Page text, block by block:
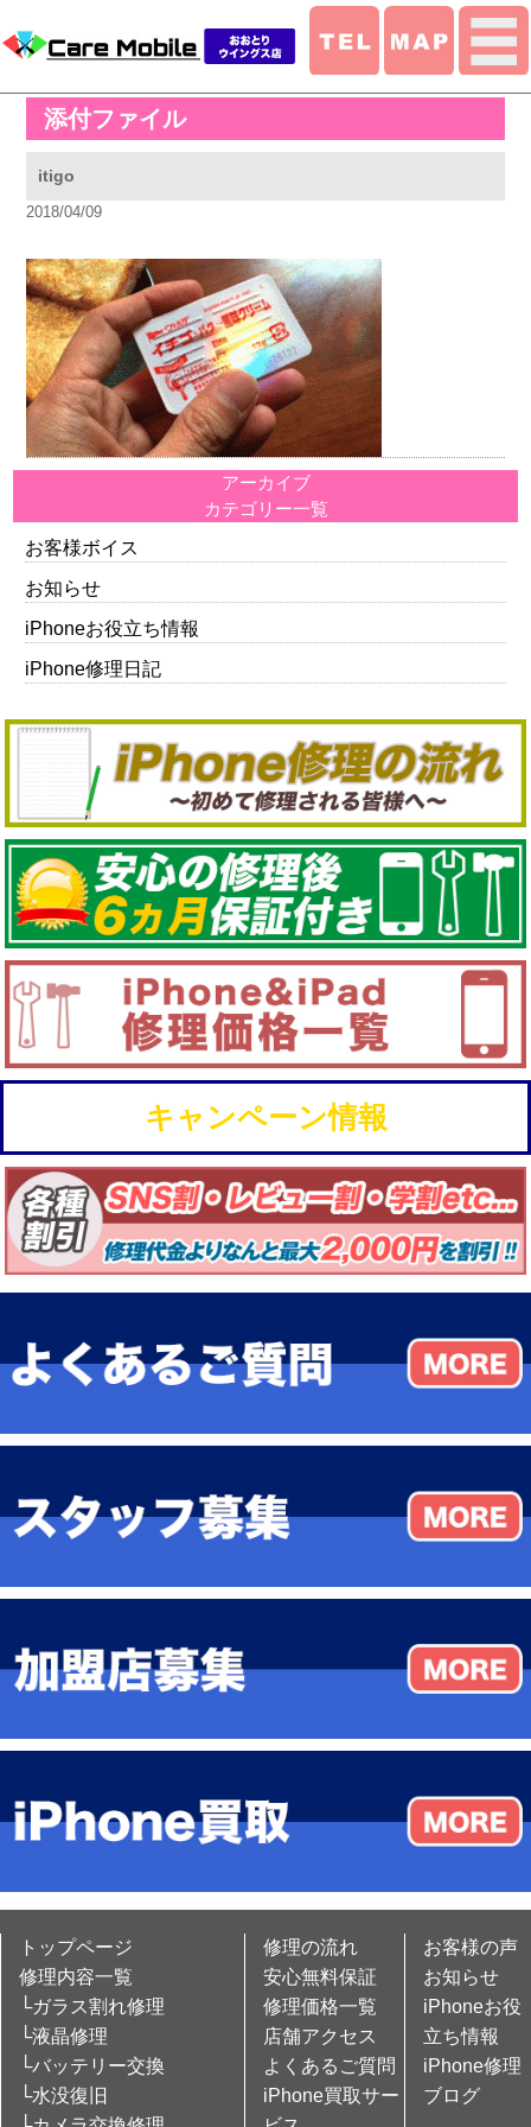
添付ファイル
itigo
2018/04/09
アーカイブ
カテゴリー一覧
お客様ボイス
お知らせ
iPhoneお役立ち情報
iPhone修理日記
キャンペーン情報
トップページ
修理内容一覧
└ガラス割れ修理
└液晶修理
└バッテリー交換
└水没復旧
修理の流れ
安心無料保証
修理価格一覧
店舗アクセス
よくあるご質問
iPhone買取サー
お客様の声
お知らせ
iPhoneお役
立ち情報
iPhone修理
ブログ